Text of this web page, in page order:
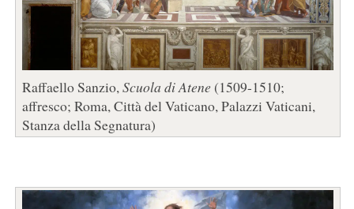
Raffaello Sanzio,Scuola di Atene (1509-1510;
affresco; Roma, Città del Vaticano, Palazzi Vaticani,
Stanza della Segnatura)